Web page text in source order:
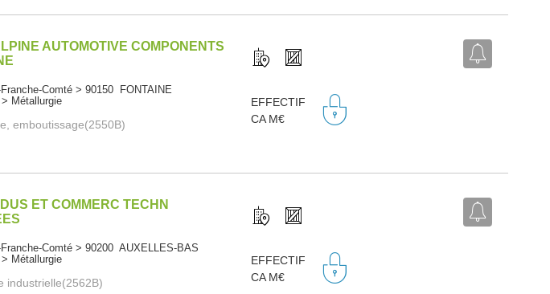
AUTOMOTIVE COMPONENTS
Franche-Comté > 90150 FONTAINE
Métallurgie
emboutissage(2550B)
EFFECTIF
CA M€
ET COMMERC TECHN
Franche-Comté > 90200 AUXELLES-BAS
Métallurgie
industrielle(2562B)
EFFECTIF
CA M€